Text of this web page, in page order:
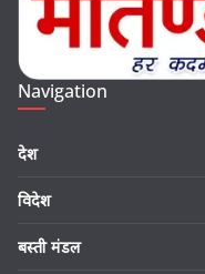
Navigation
देश
विदेश
बस्ती मंडल